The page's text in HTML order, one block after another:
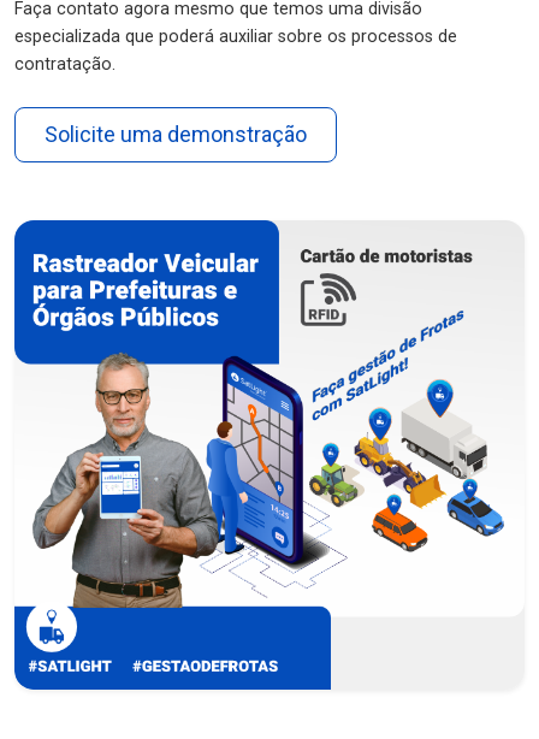
Faça contato agora mesmo que temos uma divisão
especializada que poderá auxiliar sobre os processos de
contratação.
Solicite uma demonstração